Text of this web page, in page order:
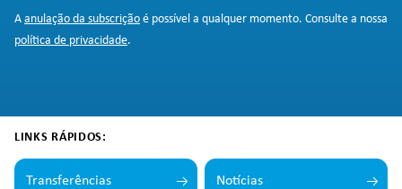
A anulação da subscrição é possível a qualquer momento. Consulte a nossa
política de privacidade.
LINKS RÁPIDOS:
Transferências Notícias